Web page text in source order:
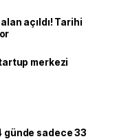
açıldı! Tarihi
merkezi
günde sadece 33